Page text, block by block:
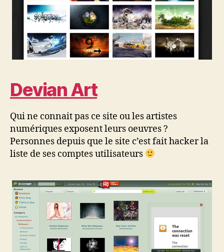
Devian Art
Qui ne connait pas ce site ou les artistes
numériques exposent leurs oeuvres ?
Personnes depuis que le site c’est fait hacker la
liste de ses comptes utilisateurs